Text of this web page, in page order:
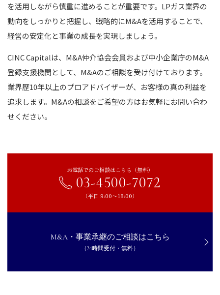
を活用しながら慎重に進めることが重要です。LPガス業界の
動向をしっかりと把握し、戦略的にM&Aを活用することで、
経営の安定化と事業の成長を実現しましょう。
CINC Capitalは、M&A仲介協会会員および中小企業庁のM&A
登録支援機関として、M&Aのご相談を受け付けております。
業界歴10年以上のプロアドバイザーが、お客様の真の利益を
追求します。M&Aの相談をご希望の方はお気軽にお問い合わ
せください。
お電話でのご相談はこちら（無料）
03-4500-7072
（平日 9:00〜18:00）
M&A・事業承継のご相談はこちら
（24時間受付・無料）